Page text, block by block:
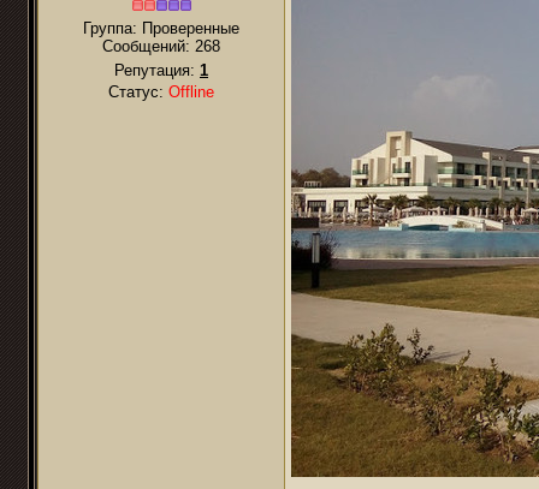
Группа: Проверенные
Сообщений: 268
Репутация: 1
Статус: Offline